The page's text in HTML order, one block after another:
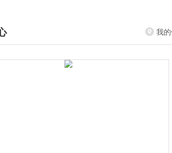
CENTER
我的